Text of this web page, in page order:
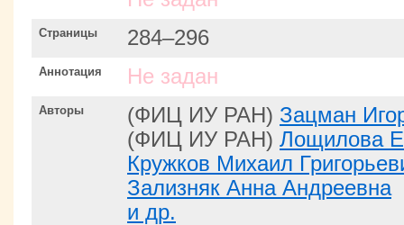
Страницы 284–296
Аннотация Не задан
Авторы (ФИЦ ИУ РАН) Зацман
(ФИЦ ИУ РАН) Лощилова
Кружков Михаил
Зализняк Анна Андреевна
и др.